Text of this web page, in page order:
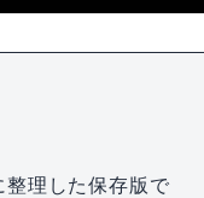
整理した保存版で